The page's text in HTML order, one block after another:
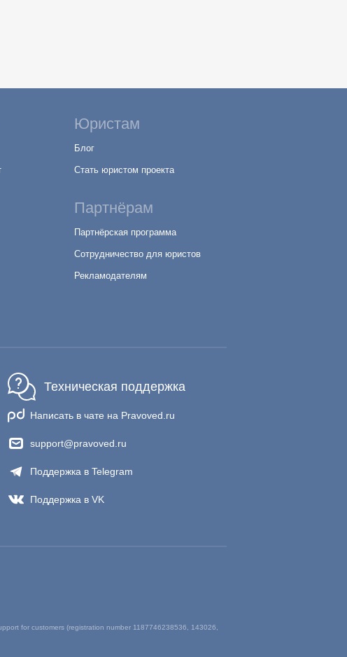
Юристам
Блог
Стать юристом проекта
Партнёрам
Партнёрская программа
Сотрудничество для юристов
Рекламодателям
Техническая поддержка
Написать в чате на Pravoved.ru
support@pravoved.ru
Поддержка в Telegram
Поддержка в VK
for customers (registration number 1187746238536, 143026,